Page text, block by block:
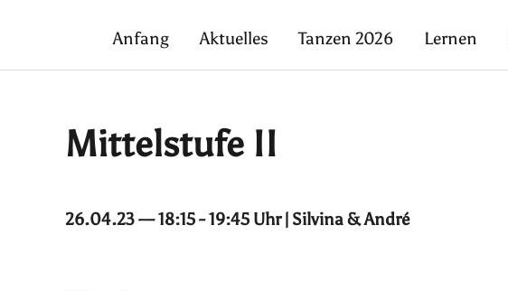
Anfang Aktuelles Tanzen 2026 Lernen
Mittelstufe II
26.04.23 — 18:15 - 19:45 Uhr | Silvina & André